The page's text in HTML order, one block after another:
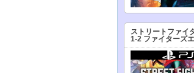
ストリートファイ
1-2 ファイターズ